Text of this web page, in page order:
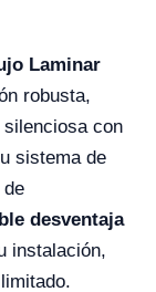
Laminar
robusta,
con
sistema de
de
desventaja
instalación,